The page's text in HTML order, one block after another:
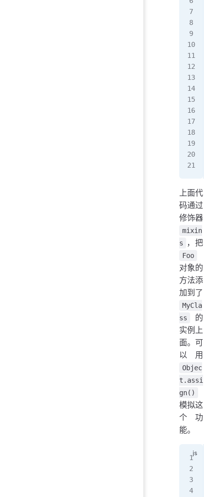
上面代
码通过
修饰器
mixin
s
，把
Foo
对象的
方法添
加到了
MyCla
ss
的
实例上
面。可
以用
Objec
t.assi
gn()
模拟这
个功
能。